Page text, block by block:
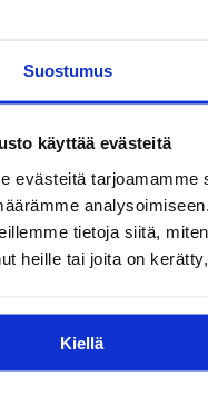
Suostumus
käyttää evästeitä
evästeitä
tietoja siitä,
heille tai joita on
Kiellä
valmistunut
myös liigan
Jicínin riveissä
mahtuu myös
pelaajaksi.
kesäliigoja
2008 Walker
Walker on pelannut
ja Ruotsissa.